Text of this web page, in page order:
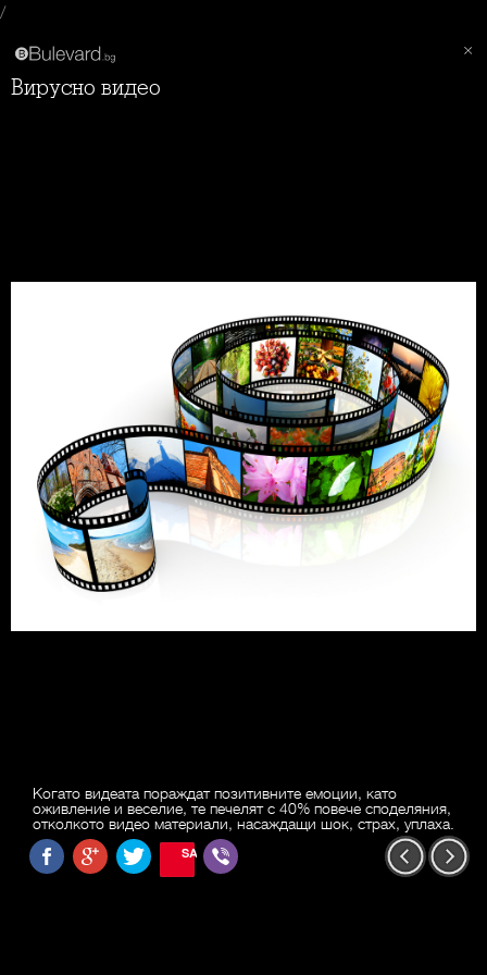
/
Вирусно видео
Когато видеата пораждат позитивните емоции, като
оживление и веселие, те печелят с 40% повече споделяния,
отколкото видео материали, насаждащи шок, страх, уплаха.
SAVE